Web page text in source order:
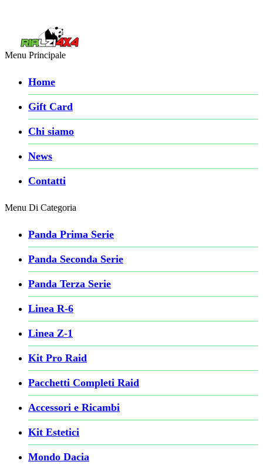
Menu Principale
Home
Gift Card
Chi siamo
News
Contatti
Menu Di Categoria
Panda Prima Serie
Panda Seconda Serie
Panda Terza Serie
Linea R-6
Linea Z-1
Kit Pro Raid
Pacchetti Completi Raid
Accessori e Ricambi
Kit Estetici
Mondo Dacia